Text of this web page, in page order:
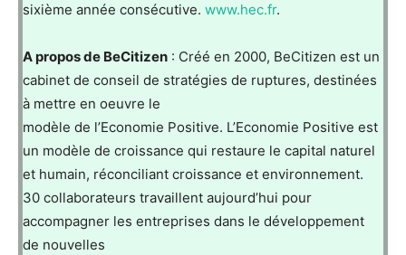
sixième année consécutive. www.hec.fr.
A propos de BeCitizen : Créé en 2000, BeCitizen est un
cabinet de conseil de stratégies de ruptures, destinées
à mettre en oeuvre le
modèle de l’Economie Positive. L’Economie Positive est
un modèle de croissance qui restaure le capital naturel
et humain, réconciliant croissance et environnement.
30 collaborateurs travaillent aujourd’hui pour
accompagner les entreprises dans le développement
de nouvelles